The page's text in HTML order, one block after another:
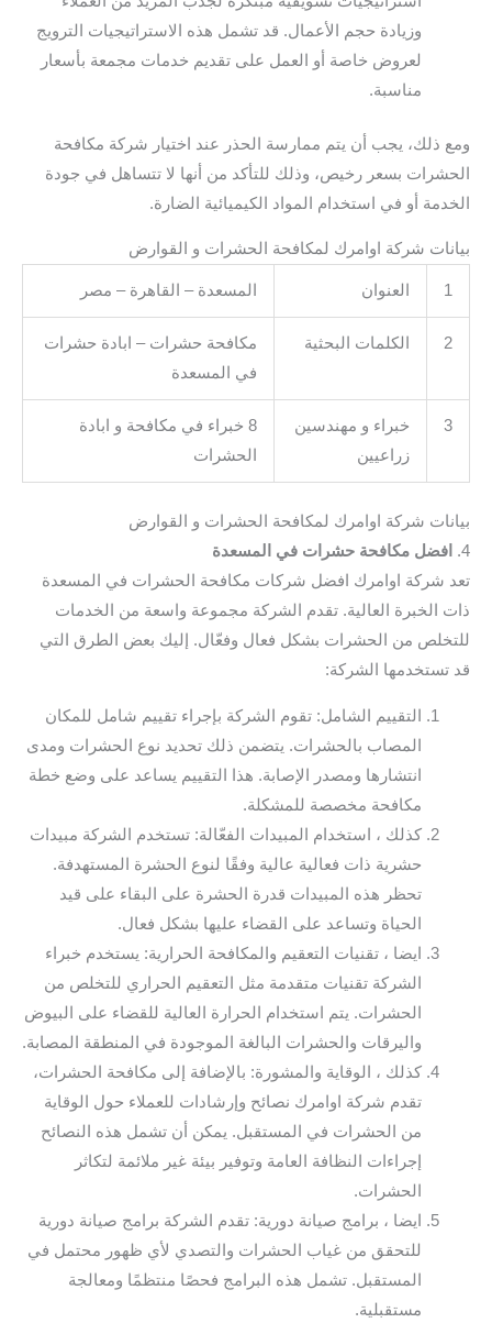
وزيادة حجم الأعمال. قد تشمل هذه الاستراتيجيات الترويج
لعروض خاصة أو العمل على تقديم خدمات مجمعة بأسعار
مناسبة.
ومع ذلك، يجب أن يتم ممارسة الحذر عند اختيار شركة مكافحة
الحشرات بسعر رخيص، وذلك للتأكد من أنها لا تتساهل في جودة
الخدمة أو في استخدام المواد الكيميائية الضارة.
بيانات شركة اوامرك لمكافحة الحشرات و القوارض
1 العنوان المسعدة – القاهرة – مصر
2 الكلمات البحثية
مكافحة حشرات – ابادة حشرات
في المسعدة
3
خبراء و مهندسين
زراعيين
8 خبراء في مكافحة و ابادة
الحشرات
بيانات شركة اوامرك لمكافحة الحشرات و القوارض
4.
افضل مكافحة حشرات في المسعدة
تعد شركة اوامرك افضل شركات مكافحة الحشرات في المسعدة
ذات الخبرة العالية. تقدم الشركة مجموعة واسعة من الخدمات
للتخلص من الحشرات بشكل فعال وفعّال. إليك بعض الطرق التي
قد تستخدمها الشركة:
التقييم الشامل: تقوم الشركة بإجراء تقييم شامل للمكان
المصاب بالحشرات. يتضمن ذلك تحديد نوع الحشرات ومدى
انتشارها ومصدر الإصابة. هذا التقييم يساعد على وضع خطة
مكافحة مخصصة للمشكلة.
كذلك ، استخدام المبيدات الفعّالة: تستخدم الشركة مبيدات
حشرية ذات فعالية عالية وفقًا لنوع الحشرة المستهدفة.
تحظر هذه المبيدات قدرة الحشرة على البقاء على قيد
الحياة وتساعد على القضاء عليها بشكل فعال.
ايضا ، تقنيات التعقيم والمكافحة الحرارية: يستخدم خبراء
الشركة تقنيات متقدمة مثل التعقيم الحراري للتخلص من
الحشرات. يتم استخدام الحرارة العالية للقضاء على البيوض
واليرقات والحشرات البالغة الموجودة في المنطقة المصابة.
كذلك ، الوقاية والمشورة: بالإضافة إلى مكافحة الحشرات،
تقدم شركة اوامرك نصائح وإرشادات للعملاء حول الوقاية
من الحشرات في المستقبل. يمكن أن تشمل هذه النصائح
إجراءات النظافة العامة وتوفير بيئة غير ملائمة لتكاثر
الحشرات.
ايضا ، برامج صيانة دورية: تقدم الشركة برامج صيانة دورية
للتحقق من غياب الحشرات والتصدي لأي ظهور محتمل في
المستقبل. تشمل هذه البرامج فحصًا منتظمًا ومعالجة
مستقبلية.